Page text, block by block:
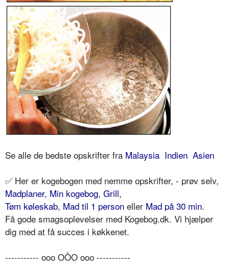
Se alle de bedste opskrifter fra Malaysia Indien Asien
✅ Her er kogebogen med nemme opskrifter, - prøv selv,
Madplaner, Min kogebog, Grill,
Tøm køleskab, Mad til 1 person eller Mad på 30 min.
Få gode smagsoplevelser med Kogebog.dk. Vi hjælper
dig med at få succes i køkkenet.
----------- ooo OÔO ooo -----------